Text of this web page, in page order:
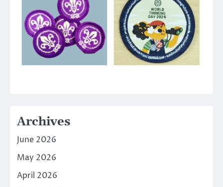
Archives
June 2026
May 2026
April 2026